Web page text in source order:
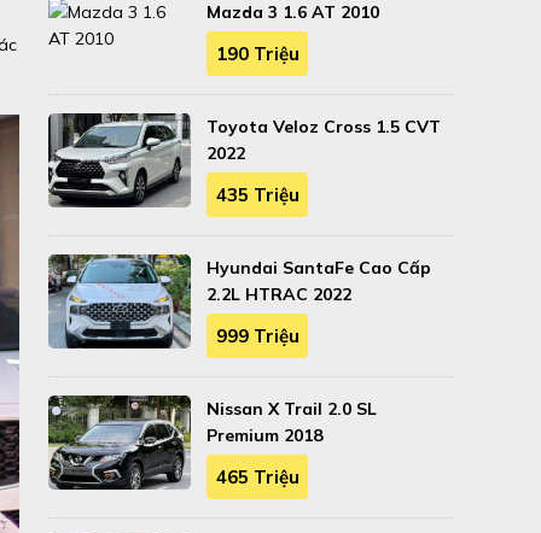
Mazda 3 1.6 AT 2010
190 Triệu
Toyota Veloz Cross 1.5 CVT
2022
435 Triệu
Hyundai SantaFe Cao Cấp
2.2L HTRAC 2022
999 Triệu
Nissan X Trail 2.0 SL
Premium 2018
465 Triệu